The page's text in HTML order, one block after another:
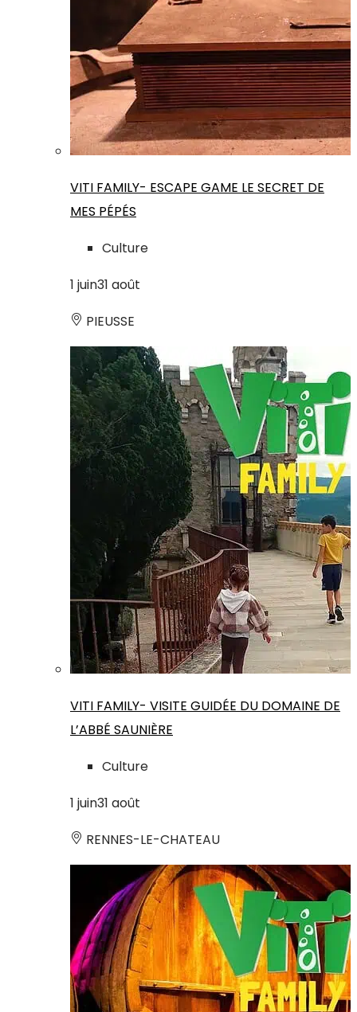
VITI FAMILY- ESCAPE GAME LE SECRET DE
MES PÉPÉS
Culture
1 juin31 août
PIEUSSE
VITI FAMILY- VISITE GUIDÉE DU DOMAINE DE
L’ABBÉ SAUNIÈRE
Culture
1 juin31 août
RENNES-LE-CHATEAU